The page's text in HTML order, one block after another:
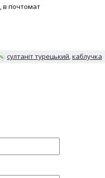
в почтомат
султаніт турецький каблучка